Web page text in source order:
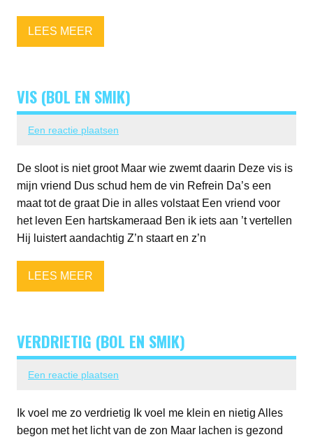
LEES MEER
VIS (BOL EN SMIK)
Een reactie plaatsen
De sloot is niet groot Maar wie zwemt daarin Deze vis is
mijn vriend Dus schud hem de vin Refrein Da’s een
maat tot de graat Die in alles volstaat Een vriend voor
het leven Een hartskameraad Ben ik iets aan ’t vertellen
Hij luistert aandachtig Z’n staart en z’n
LEES MEER
VERDRIETIG (BOL EN SMIK)
Een reactie plaatsen
Ik voel me zo verdrietig Ik voel me klein en nietig Alles
begon met het licht van de zon Maar lachen is gezond